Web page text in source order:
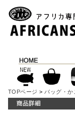
TOPページ > バッグ・か